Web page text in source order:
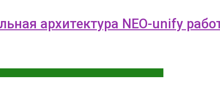
архитектура NEO-unify